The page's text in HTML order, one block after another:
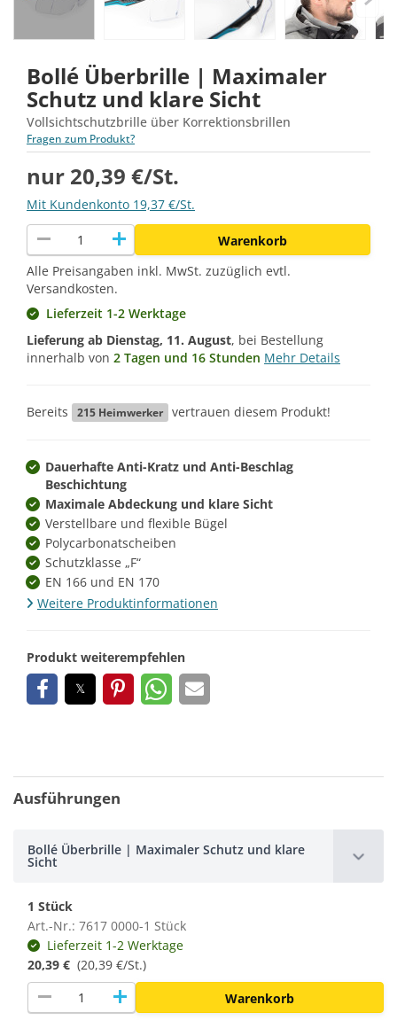
Bollé Überbrille | Maximaler
Schutz und klare Sicht
Vollsichtschutzbrille über Korrektionsbrillen
Fragen zum Produkt?
nur 20,39 €/St.
Mit Kundenkonto 19,37 €/St.
remove add
Warenkorb
Alle Preisangaben inkl. MwSt. zuzüglich evtl.
Versandkosten.
Lieferzeit 1-2 Werktage
Lieferung ab Dienstag, 11. August, bei Bestellung
innerhalb von 2 Tagen und 16 Stunden Mehr Details
Bereits 215 Heimwerker vertrauen diesem Produkt!
Dauerhafte Anti-Kratz und Anti-Beschlag
Beschichtung
Maximale Abdeckung und klare Sicht
Verstellbare und flexible Bügel
Polycarbonatscheiben
Schutzklasse „F“
EN 166 und EN 170
Weitere Produktinformationen
Produkt weiterempfehlen
Ausführungen
Bollé Überbrille | Maximaler Schutz und klare
Sicht
1 Stück
Art.-Nr.: 7617 0000-1 Stück
Lieferzeit 1-2 Werktage
20,39 € (20,39 €/St.)
remove add Warenkorb